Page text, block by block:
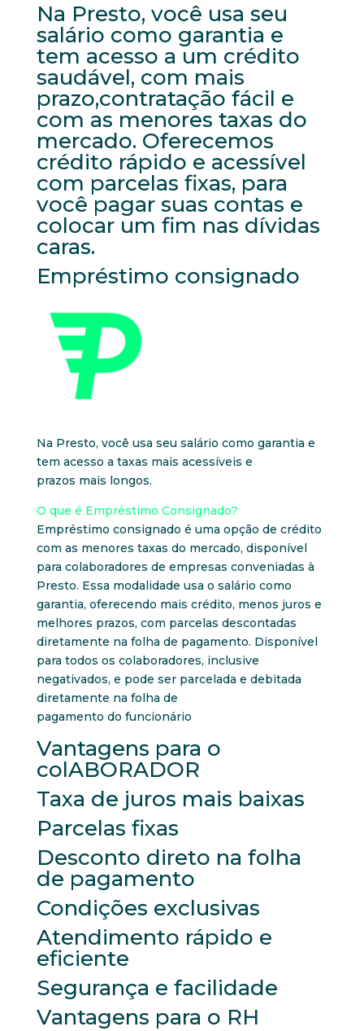
Na Presto, você usa seu
salário como garantia e
tem acesso a um crédito
saudável, com mais
prazo,contratação fácil e
com as menores taxas do
mercado. Oferecemos
crédito rápido e acessível
com parcelas fixas, para
você pagar suas contas e
colocar um fim nas dívidas
caras.
Empréstimo consignado
Na Presto, você usa seu salário como garantia e
tem acesso a taxas mais acessíveis e
prazos mais longos.
O que é Empréstimo Consignado?
Empréstimo consignado é uma opção de crédito
com as menores taxas do mercado, disponível
para colaboradores de empresas conveniadas à
Presto. Essa modalidade usa o salário como
garantia, oferecendo mais crédito, menos juros e
melhores prazos, com parcelas descontadas
diretamente na folha de pagamento. Disponível
para todos os colaboradores, inclusive
negativados, e pode ser parcelada e debitada
diretamente na folha de
pagamento do funcionário
Vantagens para o
colABORADOR
Taxa de juros mais baixas
Parcelas fixas
Desconto direto na folha
de pagamento
Condições exclusivas
Atendimento rápido e
eficiente
Segurança e facilidade
Vantagens para o RH